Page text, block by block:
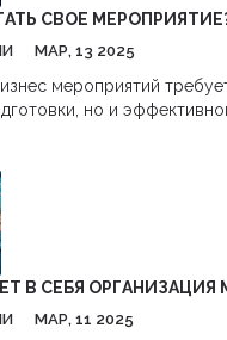
СВОЕ
МАР, 13 2025
мероприятий
но и
Узнаем, как
могут сыграть
значимость
Поговорим о том, как
сделать ваше
В СЕБЯ ОРГАНИЗАЦИЯ
МАР, 11 2025